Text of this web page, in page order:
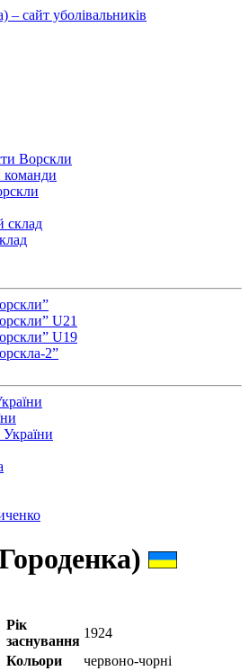
Ворскли
команди
склад
U21
U19
2”
Рік
заснування
1924
Кольори
червоно-чорні